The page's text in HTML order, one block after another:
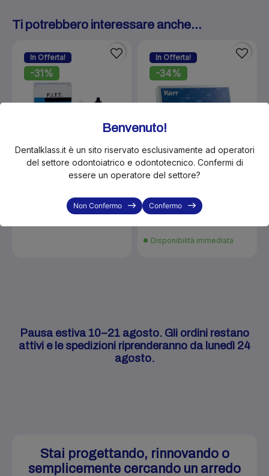
Ti potrebbero interessare anche...
In Offerta!
-31%
Kerr Fitt set 61127
100gr.+100ml
In Offerta!
-34%
Kerr Temp Bond 50 + 15 gr.
Disponibilità immediata
Pausa estiva 10–21 agosto. Gli ordini restano
attivi e le spedizioni riprenderanno da lunedì 24
agosto.
Stai progettando, rinnovando o
semplicemente cercando un arredo
Benvenuto!
Dentalklass.it è un sito riservato esclusivamente ad operatori
del settore odontoiatrico e odontotecnico. Confermi di
essere un operatore del settore?
Non Confermo Confermo